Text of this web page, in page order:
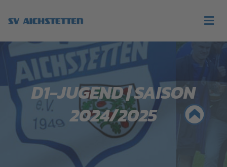
D1-JUGEND | SAISON
2024/2025